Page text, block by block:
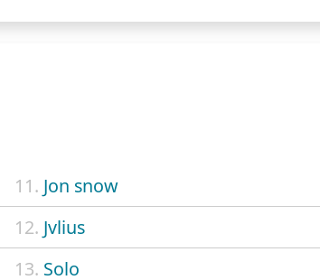
11. Jon snow
12. Jvlius
13. Solo